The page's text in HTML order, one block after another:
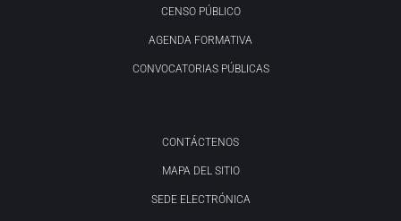
CENSO PÚBLICO
AGENDA FORMATIVA
CONVOCATORIAS PÚBLICAS
CONTÁCTENOS
MAPA DEL SITIO
SEDE ELECTRÓNICA